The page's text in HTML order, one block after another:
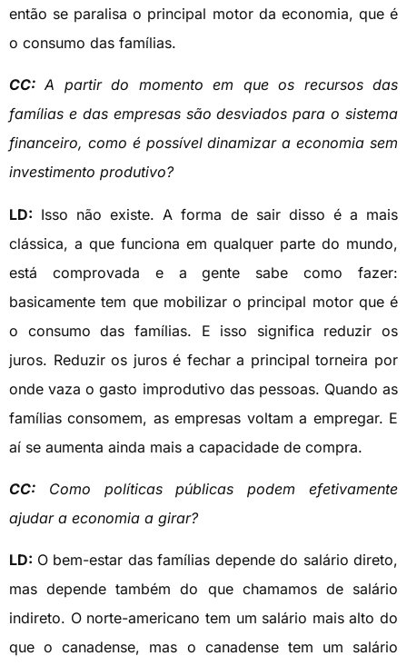
então se paralisa o principal motor da economia, que é
o consumo das famílias.
CC: A partir do momento em que os recursos das
famílias e das empresas são desviados para o sistema
financeiro, como é possível dinamizar a economia sem
investimento produtivo?
LD: Isso não existe. A forma de sair disso é a mais
clássica, a que funciona em qualquer parte do mundo,
está comprovada e a gente sabe como fazer:
basicamente tem que mobilizar o principal motor que é
o consumo das famílias. E isso significa reduzir os
juros. Reduzir os juros é fechar a principal torneira por
onde vaza o gasto improdutivo das pessoas. Quando as
famílias consomem, as empresas voltam a empregar. E
aí se aumenta ainda mais a capacidade de compra.
CC: Como políticas públicas podem efetivamente
ajudar a economia a girar?
LD: O bem-estar das famílias depende do salário direto,
mas depende também do que chamamos de salário
indireto. O norte-americano tem um salário mais alto do
que o canadense, mas o canadense tem um salário